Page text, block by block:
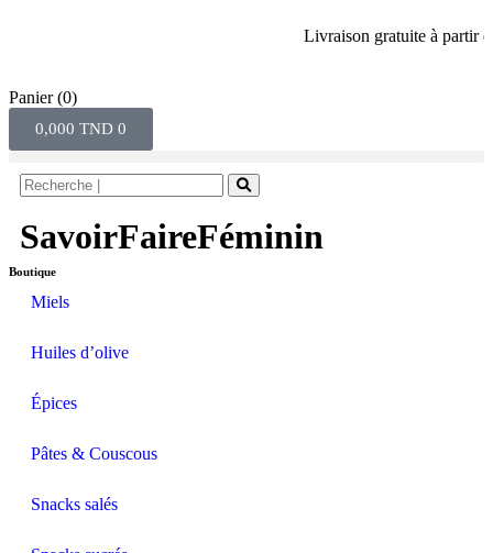
Livraison gratuite à partir de
Panier (0)
0,000 TND 0
SavoirFaireFéminin
Boutique
Miels
Huiles d’olive
Épices
Pâtes & Couscous
Snacks salés